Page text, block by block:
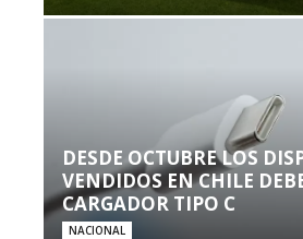
DESDE OCTUBRE LOS
VENDIDOS EN CHILE
CARGADOR TIPO C
NACIONAL